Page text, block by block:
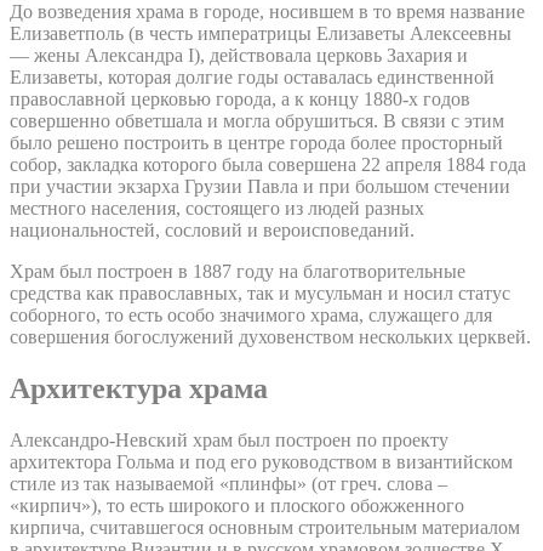
До возведения храма в городе, носившем в то время название
Елизаветполь (в честь императрицы Елизаветы Алексеевны
— жены Александра I), действовала церковь Захария и
Елизаветы, которая долгие годы оставалась единственной
православной церковью города, а к концу 1880-х годов
совершенно обветшала и могла обрушиться. В связи с этим
было решено построить в центре города более просторный
собор, закладка которого была совершена 22 апреля 1884 года
при участии экзарха Грузии Павла и при большом стечении
местного населения, состоящего из людей разных
национальностей, сословий и вероисповеданий.
Храм был построен в 1887 году на благотворительные
средства как православных, так и мусульман и носил статус
соборного, то есть особо значимого храма, служащего для
совершения богослужений духовенством нескольких церквей.
Архитектура храма
Александро-Невский храм был построен по проекту
архитектора Гольма и под его руководством в византийском
стиле из так называемой «плинфы» (от греч. слова –
«кирпич»), то есть широкого и плоского обожженного
кирпича, считавшегося основным строительным материалом